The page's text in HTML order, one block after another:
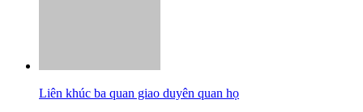
Liên khúc ba quan giao duyên quan họ